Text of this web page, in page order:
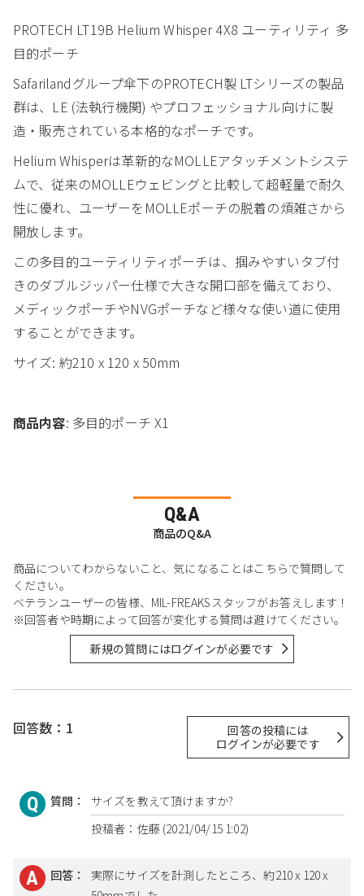
PROTECH LT19B Helium Whisper 4X8 ユーティリティ 多
目的ポーチ
Safarilandグループ傘下のPROTECH製 LTシリーズの製品
群は、LE (法執行機関) やプロフェッショナル向けに製
造・販売されている本格的なポーチです。
Helium Whisperは革新的なMOLLEアタッチメントシステ
ムで、従来のMOLLEウェビングと比較して超軽量で耐久
性に優れ、ユーザーをMOLLEポーチの脱着の煩雑さから
開放します。
この多目的ユーティリティポーチは、掴みやすいタブ付
きのダブルジッパー仕様で大きな開口部を備えており、
メディックポーチやNVGポーチなど様々な使い道に使用
することができます。
サイズ: 約210 x 120 x 50mm
商品内容: 多目的ポーチ X1
Q&A
商品のQ&A
商品についてわからないこと、気になることはこちらで質問して
ください。
ベテランユーザーの皆様、MIL-FREAKSスタッフがお答えします！
※回答者や時期によって回答が変化する質問は避けてください。
新規の質問にはログインが必要です
回答数：1
回答の投稿には
ログインが必要です
質問：
サイズを教えて頂けますか?
投稿者：佐藤 (2021/04/15 1:02)
回答：
実際にサイズを計測したところ、約210 x 120 x